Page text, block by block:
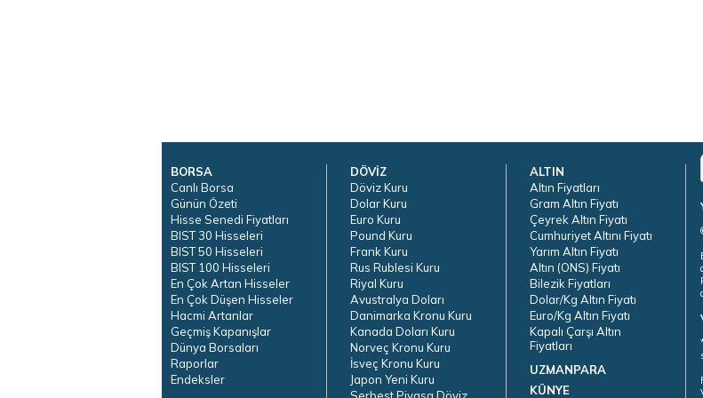
BORSA
Canlı Borsa
Günün Özeti
Hisse Senedi Fiyatları
BIST 30 Hisseleri
BIST 50 Hisseleri
BIST 100 Hisseleri
En Çok Artan Hisseler
En Çok Düşen Hisseler
Hacmi Artanlar
Geçmiş Kapanışlar
Dünya Borsaları
Raporlar
Endeksler
DÖVİZ
Döviz Kuru
Dolar Kuru
Euro Kuru
Pound Kuru
Frank Kuru
Rus Rublesi Kuru
Riyal Kuru
Avustralya Doları
Danimarka Kronu Kuru
Kanada Doları Kuru
Norveç Kronu Kuru
İsveç Kronu Kuru
Japon Yeni Kuru
Serbest Piyasa Döviz
ALTIN
Altın Fiyatları
Gram Altın Fiyatı
Çeyrek Altın Fiyatı
Cumhuriyet Altını Fiyatı
Yarım Altın Fiyatı
Altın (ONS) Fiyatı
Bilezik Fiyatları
Dolar/Kg Altın Fiyatı
Euro/Kg Altın Fiyatı
Kapalı Çarşı Altın
Fiyatları
UZMANPARA
KÜNYE